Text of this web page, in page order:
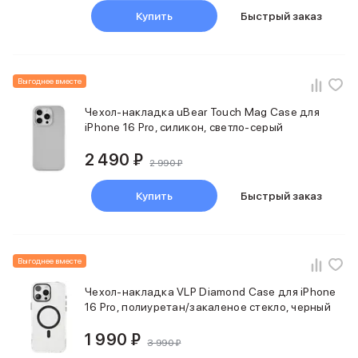
Внешние аккумуляторы
Кабели Lightning
iPad Pro
iPad Pro 11″
iPad Air
iPad Air 13″
iPad mini
Объем памяти iPad
iPad 1024 Gb
Купить Быстрый заказ
Выгоднее вместе
Чехол-накладка uBear Touch Mag Case для
iPhone 16 Pro, силикон, светло-серый
2 490 ₽ 2 990 ₽
Купить Быстрый заказ
Выгоднее вместе
Чехол-накладка VLP Diamond Case для iPhone
16 Pro, полиуретан/закаленое стекло, черный
1 990 ₽ 3 990 ₽